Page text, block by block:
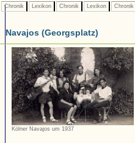
Chronik Lexikon Chronik Lexikon Chronik
Navajos (Georgsplatz)
Kölner Navajos um 1937